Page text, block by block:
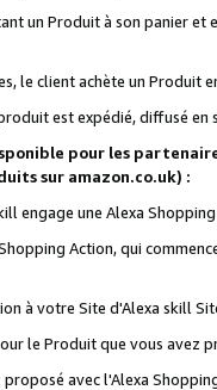
un Produit à son panier et
le client achète un Produit
est expédié, diffusé
pour les
sur amazon.co.uk) :
engage une Alexa
Action, qui
à votre Site d'Alexa skill
le Produit que vous avez
avec l'Alexa